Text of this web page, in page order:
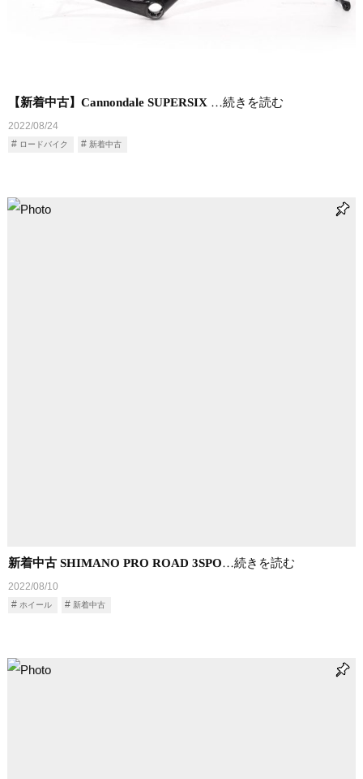
【新着中古】Cannondale SUPERSIX …続きを読む
2022/08/24
ロードバイク 新着中古
新着中古 SHIMANO PRO ROAD 3SPO…続きを読む
2022/08/10
ホイール 新着中古